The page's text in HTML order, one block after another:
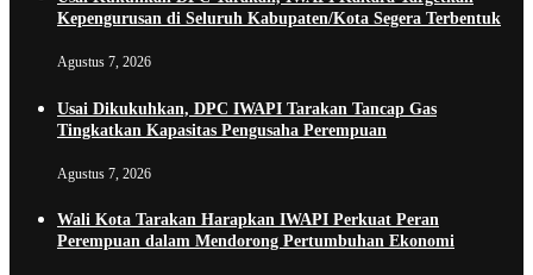
Kepengurusan di Seluruh Kabupaten/Kota Segera Terbentuk
Agustus 7, 2026
Usai Dikukuhkan, DPC IWAPI Tarakan Tancap Gas
Tingkatkan Kapasitas Pengusaha Perempuan
Agustus 7, 2026
Wali Kota Tarakan Harapkan IWAPI Perkuat Peran
Perempuan dalam Mendorong Pertumbuhan Ekonomi